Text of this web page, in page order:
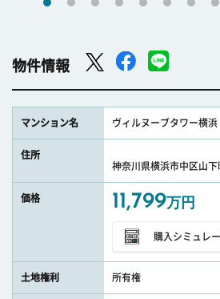
物件情報
マンション名 ヴィルヌーブタワー横浜
住所
神奈川県横浜市中区山下
価格 11,799万円
購入シミュレ
土地権利 所有権